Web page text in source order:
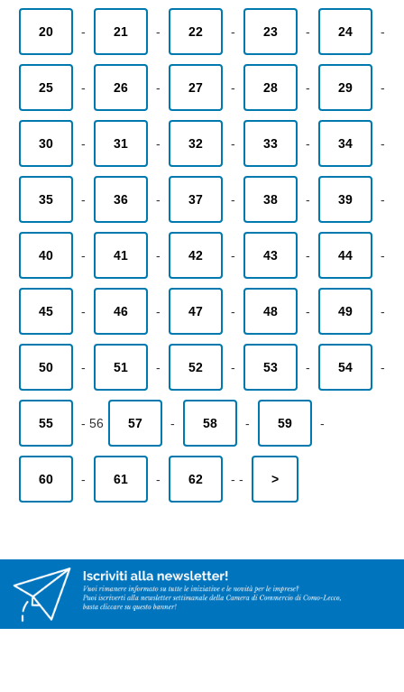
20 - 21 - 22 - 23 - 24 -
25 - 26 - 27 - 28 - 29 -
30 - 31 - 32 - 33 - 34 -
35 - 36 - 37 - 38 - 39 -
40 - 41 - 42 - 43 - 44 -
45 - 46 - 47 - 48 - 49 -
50 - 51 - 52 - 53 - 54 -
55 - 56 57 - 58 - 59 -
60 - 61 - 62 - - >